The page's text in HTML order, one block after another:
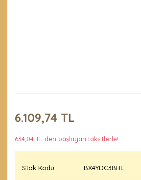
6.109,74 TL
634,04 TL den başlayan taksitlerle!
Stok Kodu BX4YDC3BHL